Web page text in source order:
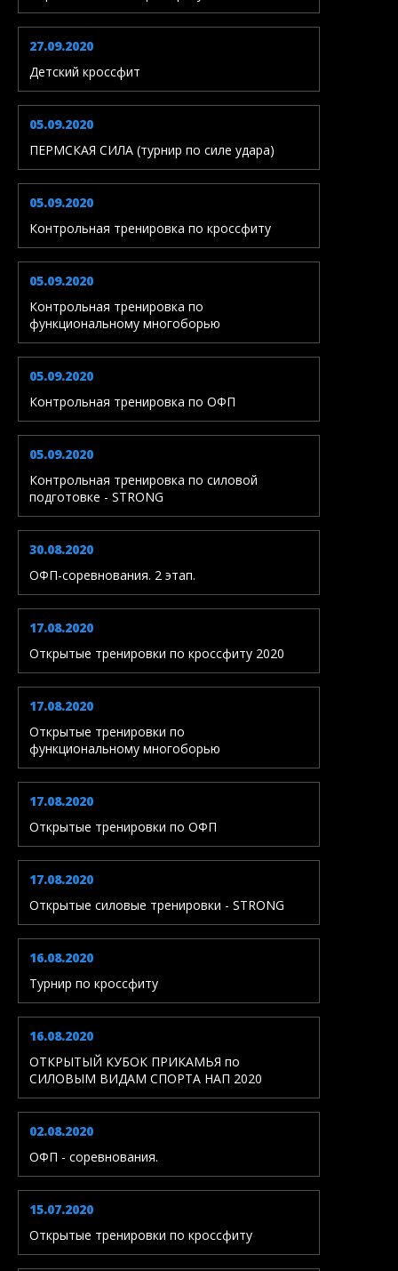
27.09.2020
Детский кроссфит
05.09.2020
ПЕРМСКАЯ СИЛА (турнир по силе удара)
05.09.2020
Контрольная тренировка по кроссфиту
05.09.2020
Контрольная тренировка по
функциональному многоборью
05.09.2020
Контрольная тренировка по ОФП
05.09.2020
Контрольная тренировка по силовой
подготовке - STRONG
30.08.2020
ОФП-соревнования. 2 этап.
17.08.2020
Открытые тренировки по кроссфиту 2020
17.08.2020
Открытые тренировки по
функциональному многоборью
17.08.2020
Открытые тренировки по ОФП
17.08.2020
Открытые силовые тренировки - STRONG
16.08.2020
Турнир по кроссфиту
16.08.2020
ОТКРЫТЫЙ КУБОК ПРИКАМЬЯ по
СИЛОВЫМ ВИДАМ СПОРТА НАП 2020
02.08.2020
ОФП - соревнования.
15.07.2020
Открытые тренировки по кроссфиту